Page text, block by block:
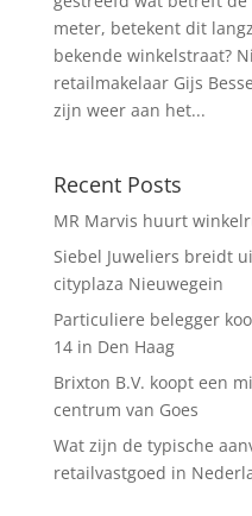
meter, betekent dit
bekende winkelstraat?
retailmakelaar Gijs
zijn weer aan het...
Recent Posts
MR Marvis huurt
Siebel Juweliers breidt
cityplaza Nieuwegein
Particuliere belegger
14 in Den Haag
Brixton B.V. koopt een
centrum van Goes
Wat zijn de typische
retailvastgoed in